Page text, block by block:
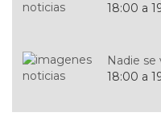
18:00 a
Nadie
18:00 a